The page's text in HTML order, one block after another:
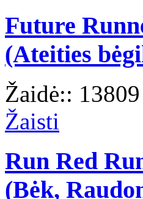
Future
(Ateities
Žaidė:: 13809
Žaisti
Run Red
(Bėk,